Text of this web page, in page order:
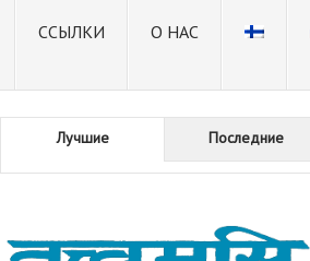
ССЫЛКИ О НАС
Лучшие Последние